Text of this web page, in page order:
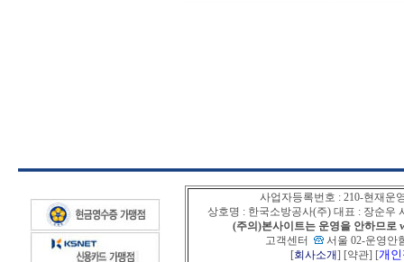
사업자등록번호 : 210-현재운
상호명 : 한국소방공사(주) 대표 : 장순우
(주의)본사이트는 운영을 안하므로
고객센터
서울 02-운영안
[회사소개] [약관] [개